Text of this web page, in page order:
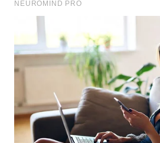
DAIRI
NIAS
WN